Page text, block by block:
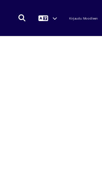
VAIHDA Kirjaudu Moodleen